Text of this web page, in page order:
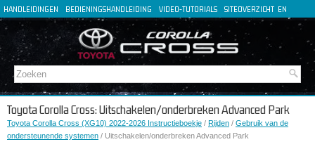
HANDLEIDINGEN BEDIENINGSHANDLEIDING VIDEO-TUTORIALS SITEOVERZICHT EN
FR
DE
IT
Toyota Corolla Cross: Uitschakelen/onderbreken Advanced Park
Toyota Corolla Cross (XG10) 2022-2026 Instructieboekje / Rijden / Gebruik van de
ondersteunende systemen / Uitschakelen/onderbreken Advanced Park